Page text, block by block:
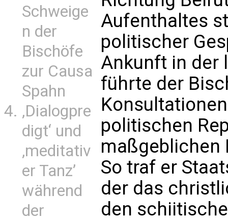
Schweige
n der
Bischöfe
zur Causa
Spahn
‚Dialogpre
digt‘ und
‚meditativ
er Tanz’
während
der
Aufenthaltes
politischer
Ankunft in der
führte der
politischen
maßgeblichen
So traf er
der das
den